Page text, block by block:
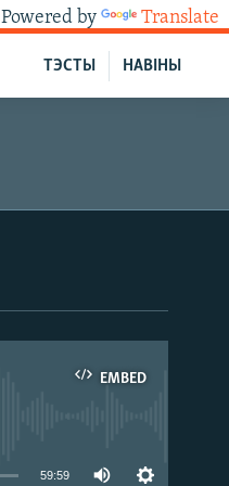
Powered by Translate
НАВІНЫ
ТЭСТЫ
EMBED
59:59